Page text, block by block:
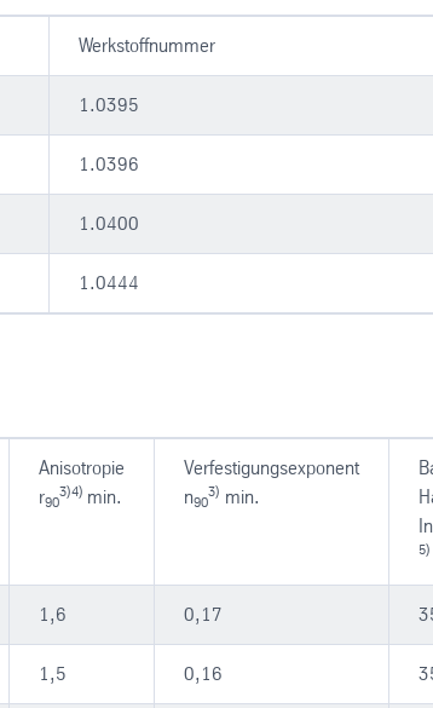
Werkstoffnummer
1.0395
1.0396
1.0400
1.0444
Anisotropie
r90
3)4) min.
Verfestigungsexponent
n90
3) min.
5)
1,6 0,17
1,5 0,16